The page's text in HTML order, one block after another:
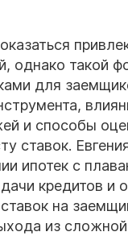
однако такой
для
и способы
ставок.
ипотек с
кредитов и
на
из